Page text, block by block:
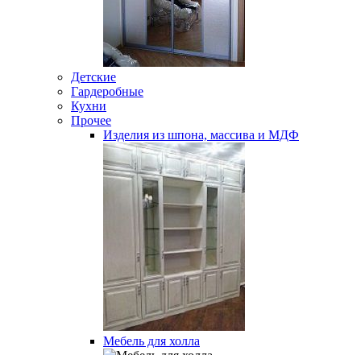
Детские
Гардеробные
Кухни
Прочее
Изделия из шпона, массива и МДФ
Мебель для холла